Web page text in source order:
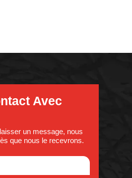
Avec
un message, nous
que nous le recevrons.